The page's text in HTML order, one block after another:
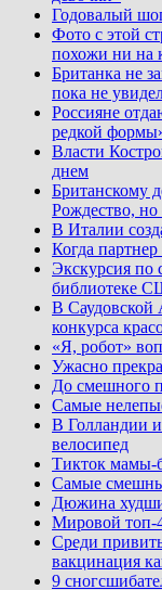
Годовалый
Фото с этой
похожи ни на
Британка не
пока не
Россияне
редкой
Власти
днем
Британскому
Рождество, но
В Италии
Когда
Экскурсия по
библиотеке
В Саудовской
конкурса
«Я, робот»
Ужасно
До смешного
Самые
В Голландии
велосипед
Тикток мамы-
Самые
Дюжина
Мировой топ-
Среди
вакцинация
9